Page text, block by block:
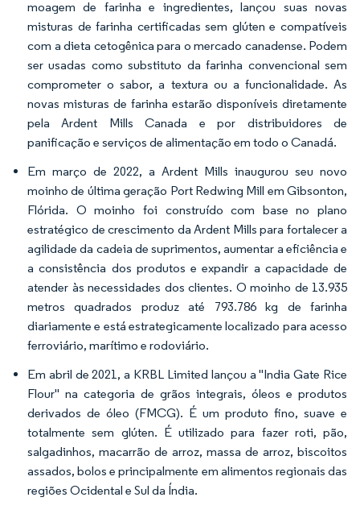
moagem de farinha e ingredientes, lançou suas novas
misturas de farinha certificadas sem glúten e compatíveis
com a dieta cetogênica para o mercado canadense. Podem
ser usadas como substituto da farinha convencional sem
comprometer o sabor, a textura ou a funcionalidade. As
novas misturas de farinha estarão disponíveis diretamente
pela Ardent Mills Canada e por distribuidores de
panificação e serviços de alimentação em todo o Canadá.
Em março de 2022, a Ardent Mills inaugurou seu novo
moinho de última geração Port Redwing Mill em Gibsonton,
Flórida. O moinho foi construído com base no plano
estratégico de crescimento da Ardent Mills para fortalecer a
agilidade da cadeia de suprimentos, aumentar a eficiência e
a consistência dos produtos e expandir a capacidade de
atender às necessidades dos clientes. O moinho de 13.935
metros quadrados produz até 793.786 kg de farinha
diariamente e está estrategicamente localizado para acesso
ferroviário, marítimo e rodoviário.
Em abril de 2021, a KRBL Limited lançou a "India Gate Rice
Flour" na categoria de grãos integrais, óleos e produtos
derivados de óleo (FMCG). É um produto fino, suave e
totalmente sem glúten. É utilizado para fazer roti, pão,
salgadinhos, macarrão de arroz, massa de arroz, biscoitos
assados, bolos e principalmente em alimentos regionais das
regiões Ocidental e Sul da Índia.